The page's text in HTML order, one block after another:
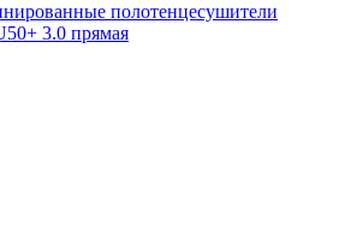
полотенцесушители
3.0 прямая